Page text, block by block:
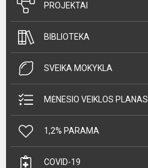
PROJEKTAI
BIBLIOTEKA
SVEIKA MOKYKLA
MĖNESIO VEIKLOS PLANAS
1,2% PARAMA
COVID-19